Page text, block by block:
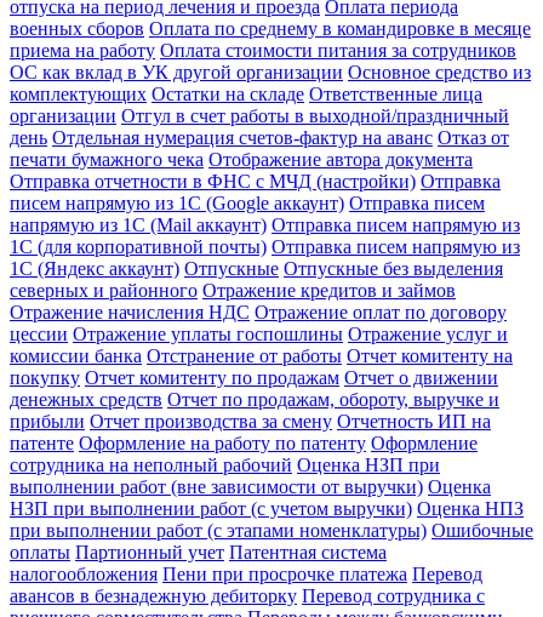
отпуска на период лечения и проезда Оплата периода
военных сборов Оплата по среднему в командировке в месяце
приема на работу Оплата стоимости питания за сотрудников
ОС как вклад в УК другой организации Основное средство из
комплектующих Остатки на складе Ответственные лица
организации Отгул в счет работы в выходной/праздничный
день Отдельная нумерация счетов-фактур на аванс Отказ от
печати бумажного чека Отображение автора документа
Отправка отчетности в ФНС с МЧД (настройки) Отправка
писем напрямую из 1С (Google аккаунт) Отправка писем
напрямую из 1С (Mail аккаунт) Отправка писем напрямую из
1С (для корпоративной почты) Отправка писем напрямую из
1С (Яндекс аккаунт) Отпускные Отпускные без выделения
северных и районного Отражение кредитов и займов
Отражение начисления НДС Отражение оплат по договору
цессии Отражение уплаты госпошлины Отражение услуг и
комиссии банка Отстранение от работы Отчет комитенту на
покупку Отчет комитенту по продажам Отчет о движении
денежных средств Отчет по продажам, обороту, выручке и
прибыли Отчет производства за смену Отчетность ИП на
патенте Оформление на работу по патенту Оформление
сотрудника на неполный рабочий Оценка НЗП при
выполнении работ (вне зависимости от выручки) Оценка
НЗП при выполнении работ (с учетом выручки) Оценка НПЗ
при выполнении работ (с этапами номенклатуры) Ошибочные
оплаты Партионный учет Патентная система
налогообложения Пени при просрочке платежа Перевод
авансов в безнадежную дебиторку Перевод сотрудника с